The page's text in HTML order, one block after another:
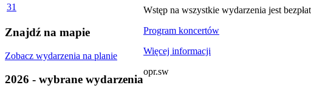
31
Znajdź na mapie
Zobacz wydarzenia na planie
2026 - wybrane wydarzenia
Wstęp na wszystkie wydarzenia jest
Program koncertów
Więcej informacji
opr.sw